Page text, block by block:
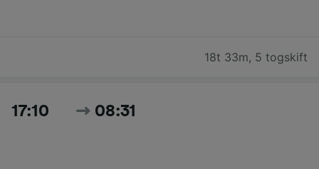
18t 33m, 5 togskift
17:10 08:31